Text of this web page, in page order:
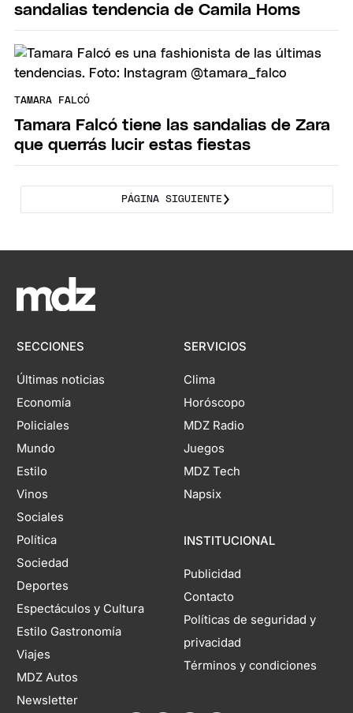
sandalias tendencia de Camila Homs
TAMARA FALCÓ
Tamara Falcó tiene las sandalias de Zara
que querrás lucir estas fiestas
PÁGINA SIGUIENTE
SECCIONES
Últimas noticias
Economía
Policiales
Mundo
Estilo
Vinos
Sociales
Política
Sociedad
Deportes
Espectáculos y Cultura
Estilo Gastronomía
Viajes
MDZ Autos
Newsletter
SERVICIOS
Clima
Horóscopo
MDZ Radio
Juegos
MDZ Tech
Napsix
INSTITUCIONAL
Publicidad
Contacto
Políticas de seguridad y
privacidad
Términos y condiciones